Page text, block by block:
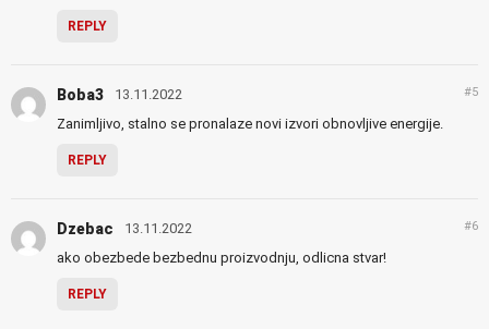
REPLY
Boba3 13.11.2022 #5
Zanimljivo, stalno se pronalaze novi izvori obnovljive energije.
REPLY
Dzebac 13.11.2022 #6
ako obezbede bezbednu proizvodnju, odlicna stvar!
REPLY